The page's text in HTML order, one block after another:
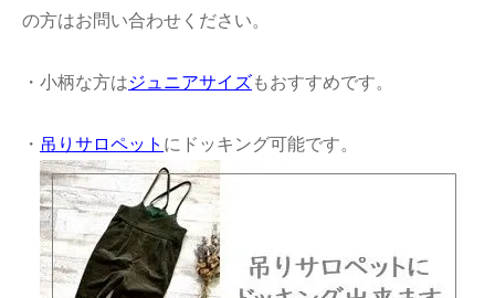
の方はお問い合わせください。
・小柄な方はジュニアサイズもおすすめです。
・ 吊りサロペット にドッキング可能です。